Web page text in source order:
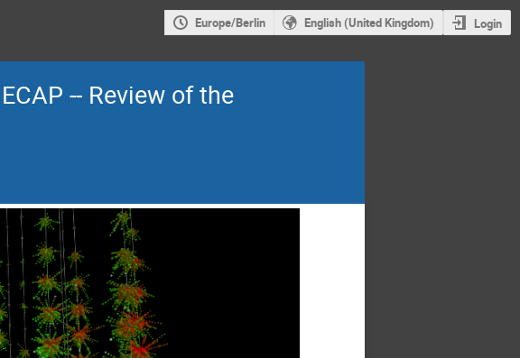
Europe/Berlin English (United Kingdom) Login
-- Review of the